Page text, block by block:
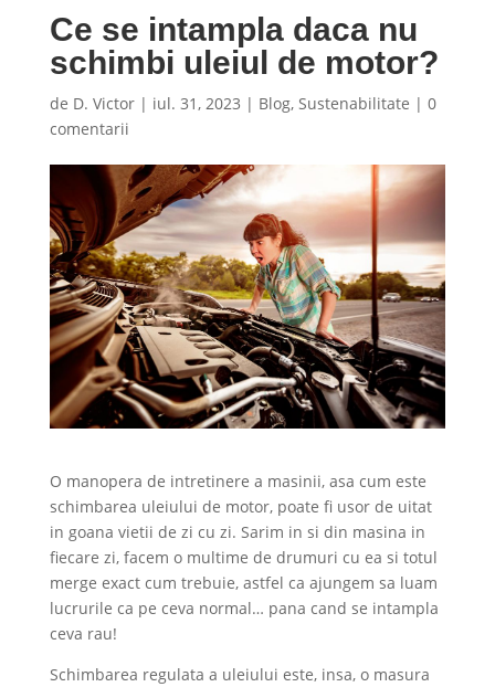
Ce se intampla daca nu
schimbi uleiul de motor?
de D. Victor| iul. 31, 2023 | Blog, Sustenabilitate | 0
comentarii
O manopera de intretinere a masinii, asa cum este
schimbarea uleiului de motor, poate fi usor de uitat
in goana vietii de zi cu zi. Sarim in si din masina in
fiecare zi, facem o multime de drumuri cu ea si totul
merge exact cum trebuie, astfel ca ajungem sa luam
lucrurile ca pe ceva normal… pana cand se intampla
ceva rau!
Schimbarea regulata a uleiului este, insa, o masura